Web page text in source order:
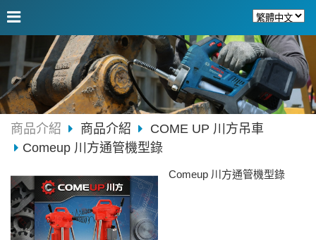
商品介紹 商品介紹
COME UP 川方吊車
Comeup 川方通管機型錄
Comeup 川方通管機型錄